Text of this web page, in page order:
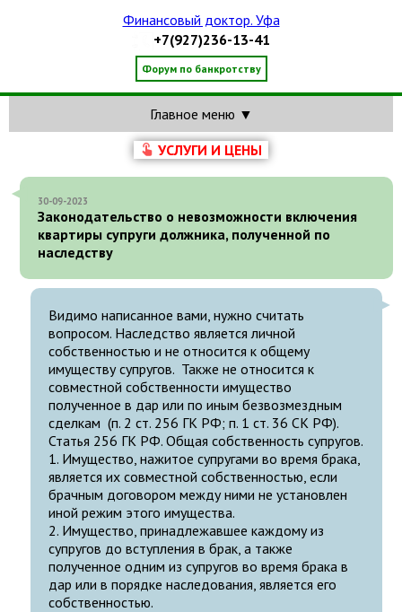
Финансовый доктор. Уфа
+7(927)236-13-41
Форум по банкротству
Главное меню ▼
УСЛУГИ И ЦЕНЫ
30-09-2023
Законодательство о невозможности включения
квартиры супруги должника, полученной по
наследству
Видимо написанное вами, нужно считать
вопросом. Наследство является личной
собственностью и не относится к общему
имуществу супругов. Также не относится к
совместной собственности имущество
полученное в дар или по иным безвозмездным
сделкам (п. 2 ст. 256 ГК РФ; п. 1 ст. 36 СК РФ).
Статья 256 ГК РФ. Общая собственность супругов.
1. Имущество, нажитое супругами во время брака,
является их совместной собственностью, если
брачным договором между ними не установлен
иной режим этого имущества.
2. Имущество, принадлежавшее каждому из
супругов до вступления в брак, а также
полученное одним из супругов во время брака в
дар или в порядке наследования, является его
собственностью.